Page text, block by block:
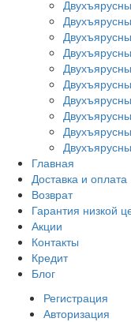
Главная
Доставка и оплата
Возврат
Гарантия низкой
Акции
Контакты
Кредит
Блог
Регистрация
Авторизация